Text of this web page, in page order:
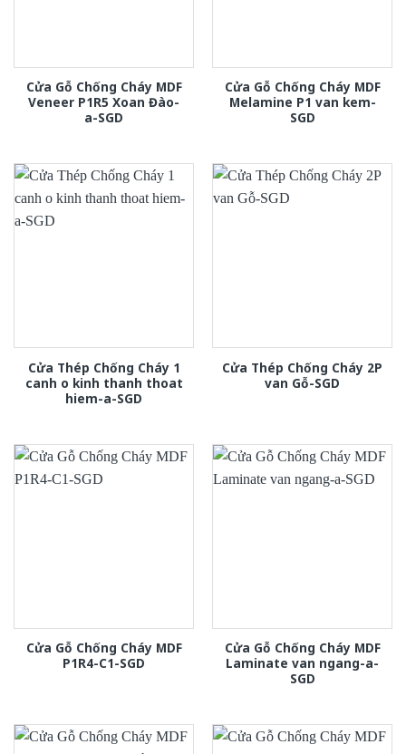
Cửa Gỗ Chống Cháy MDF
Veneer P1R5 Xoan Đào-
a-SGD
Cửa Gỗ Chống Cháy MDF
Melamine P1 van kem-
SGD
Cửa Thép Chống Cháy 1
canh o kinh thanh thoat
hiem-a-SGD
Cửa Thép Chống Cháy 2P
van Gỗ-SGD
Cửa Gỗ Chống Cháy MDF
P1R4-C1-SGD
Cửa Gỗ Chống Cháy MDF
Laminate van ngang-a-
SGD